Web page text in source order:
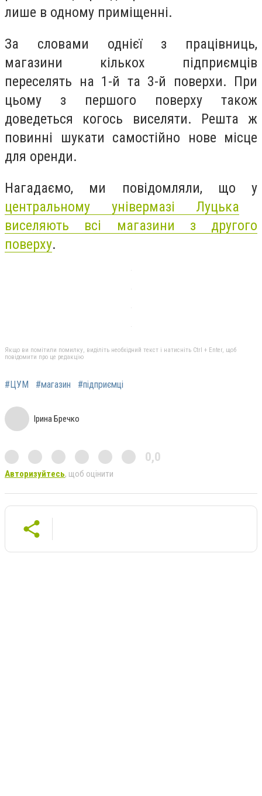
лише в одному приміщенні.
За словами однієї з працівниць,
магазини кількох підприємців
переселять на 1-й та 3-й поверхи. При
цьому з першого поверху також
доведеться когось виселяти. Решта ж
повинні шукати самостійно нове місце
для оренди.
Нагадаємо, ми повідомляли, що у
центральному універмазі Луцька
виселяють всі магазини з другого
поверху.
Якщо ви помітили помилку, виділіть необхідний текст і натисніть Ctrl + Enter, щоб
повідомити про це редакцію
#ЦУМ #магазин #підприємці
Ірина Бречко
0,0
Авторизуйтесь, щоб оцінити